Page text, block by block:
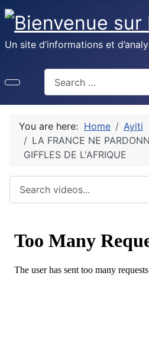
Un site d’informations et
You are here: Home
Ayiti
LA FRANCE NE
GIFFLES DE L'AFRIQUE